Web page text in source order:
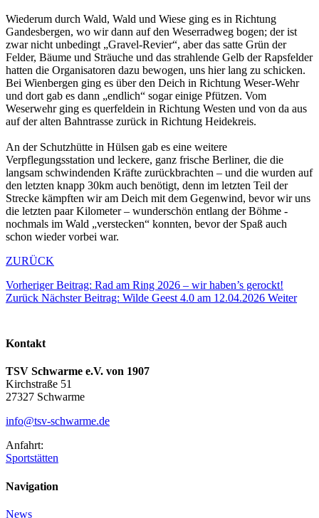
Wiederum durch Wald, Wald und Wiese ging es in Richtung
Gandesbergen, wo wir dann auf den Weserradweg bogen; der ist
zwar nicht unbedingt „Gravel-Revier“, aber das satte Grün der
Felder, Bäume und Sträuche und das strahlende Gelb der Rapsfelder
hatten die Organisatoren dazu bewogen, uns hier lang zu schicken.
Bei Wienbergen ging es über den Deich in Richtung Weser-Wehr
und dort gab es dann „endlich“ sogar einige Pfützen. Vom
Weserwehr ging es querfeldein in Richtung Westen und von da aus
auf der alten Bahntrasse zurück in Richtung Heidekreis.
An der Schutzhütte in Hülsen gab es eine weitere
Verpflegungsstation und leckere, ganz frische Berliner, die die
langsam schwindenden Kräfte zurückbrachten – und die wurden auf
den letzten knapp 30km auch benötigt, denn im letzten Teil der
Strecke kämpften wir am Deich mit dem Gegenwind, bevor wir uns
die letzten paar Kilometer – wunderschön entlang der Böhme -
nochmals im Wald „verstecken“ konnten, bevor der Spaß auch
schon wieder vorbei war.
ZURÜCK
Vorheriger Beitrag: Rad am Ring 2026 – wir haben’s gerockt!
Zurück Nächster Beitrag: Wilde Geest 4.0 am 12.04.2026 Weiter
Kontakt
TSV Schwarme e.V. von 1907
Kirchstraße 51
27327 Schwarme
info@tsv-schwarme.de
Anfahrt:
Sportstätten
Navigation
News